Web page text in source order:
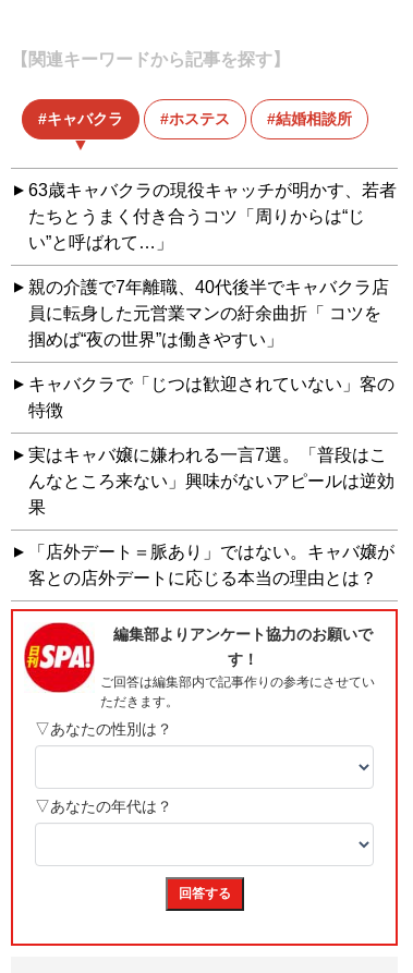
【関連キーワードから記事を探す】
キャバクラ ホステス 結婚相談所
63歳キャバクラの現役キャッチが明かす、若者
たちとうまく付き合うコツ「周りからは“じ
い”と呼ばれて…」
親の介護で7年離職、40代後半でキャバクラ店
員に転身した元営業マンの紆余曲折「 コツを
掴めば“夜の世界”は働きやすい」
キャバクラで「じつは歓迎されていない」客の
特徴
実はキャバ嬢に嫌われる一言7選。「普段はこ
んなところ来ない」興味がないアピールは逆効
果
「店外デート＝脈あり」ではない。キャバ嬢が
客との店外デートに応じる本当の理由とは？